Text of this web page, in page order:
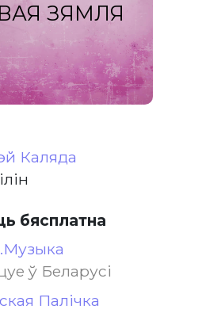
ЗЯМЛЯ
Каляда
бясплатна
ў Беларусі
Палічка